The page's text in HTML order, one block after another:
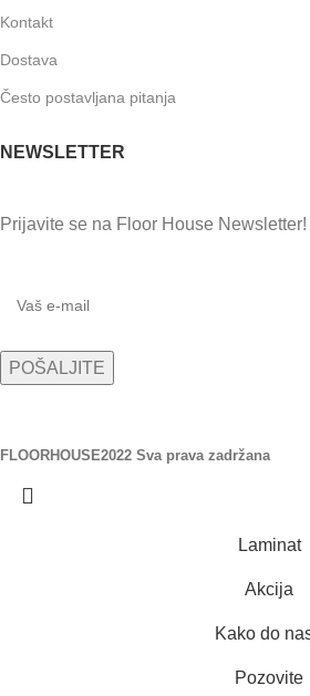
Kontakt
Dostava
Često postavljana pitanja
NEWSLETTER
Prijavite se na Floor House Newsletter!
FLOORHOUSE2022 Sva prava zadržana
Laminat
Akcija
Kako do
Pozovite